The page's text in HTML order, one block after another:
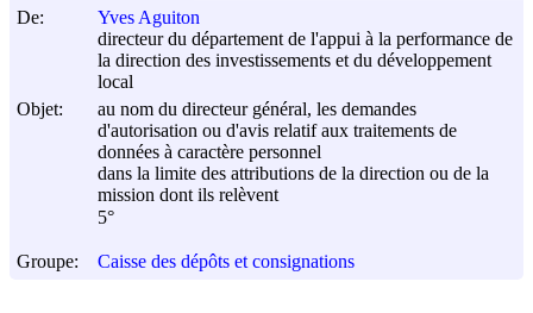
De:
Yves Aguiton
directeur du département de l'appui à la performance de
la direction des investissements et du développement
local
Objet:
au nom du directeur général, les demandes
d'autorisation ou d'avis relatif aux traitements de
données à caractère personnel
dans la limite des attributions de la direction ou de la
mission dont ils relèvent
5°
Groupe: Caisse des dépôts et consignations